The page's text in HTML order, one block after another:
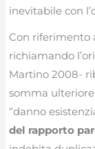
inevitabile con
Con riferimento
richiamando
Martino 2008-
somma ulteriore
“danno
del rapporto